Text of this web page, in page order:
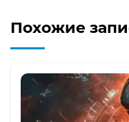
Похожие